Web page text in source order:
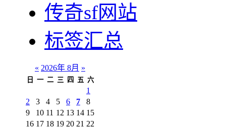
传奇sf网站
标签汇总
« 2026年 8月 »
日 一 二 三 四 五 六
1
2
3 4 5 6 7
8
9
10 11 12 13 14 15
16 17 18 19 20 21 22